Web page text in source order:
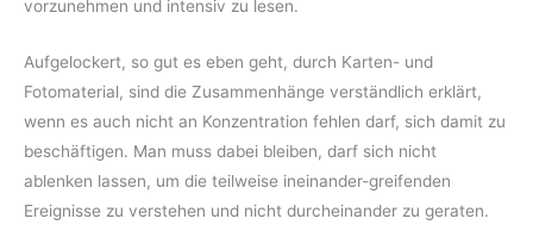
vorzunehmen und intensiv zu lesen.
Aufgelockert, so gut es eben geht, durch Karten- und
Fotomaterial, sind die Zusammenhänge verständlich erklärt,
wenn es auch nicht an Konzentration fehlen darf, sich damit zu
beschäftigen. Man muss dabei bleiben, darf sich nicht
ablenken lassen, um die teilweise ineinander-greifenden
Ereignisse zu verstehen und nicht durcheinander zu geraten.